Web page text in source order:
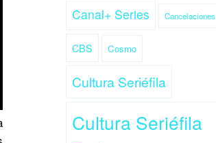
Canal+ Series Cancelaciones
CBS Cosmo
Cultura Seriéfila
Cultura Seriéfila